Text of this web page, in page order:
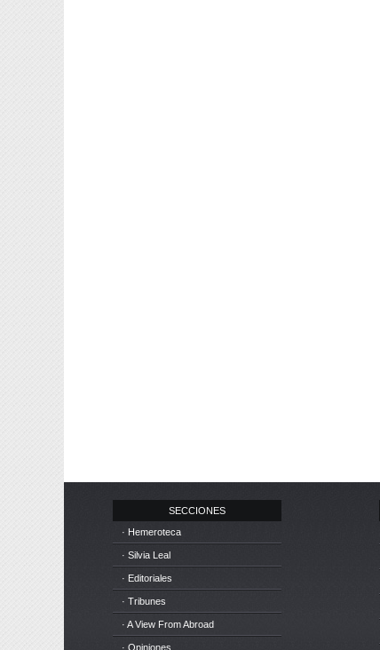
SECCIONES
· Hemeroteca
· Silvia Leal
· Editoriales
· Tribunes
· A View From Abroad
· Opiniones